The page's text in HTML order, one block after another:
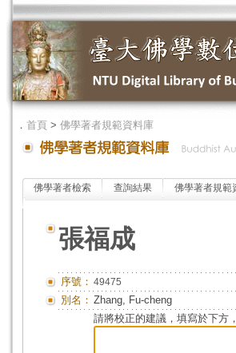
． 首頁 > 佛學著者規範資料庫
佛學著者檢索 查詢結果 佛學著者規範
張福成
序號： 49475
別名： Zhang, Fu-cheng
請將校正的建議，填寫於下方